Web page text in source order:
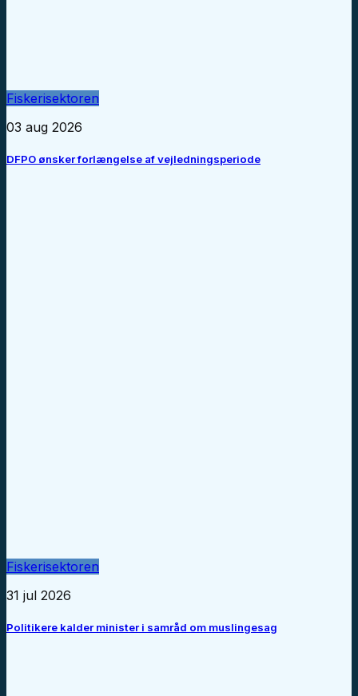
Fiskerisektoren
03 aug 2026
DFPO ønsker forlængelse af vejledningsperiode
Fiskerisektoren
31 jul 2026
Politikere kalder minister i samråd om muslingesag